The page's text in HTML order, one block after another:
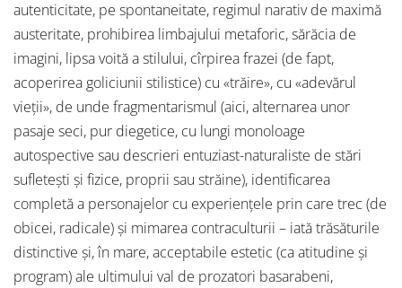
autenticitate, pe spontaneitate, regimul narativ de maximă
austeritate, prohibirea limbajului metaforic, sărăcia de
imagini, lipsa voită a stilului, cîrpirea frazei (de fapt,
acoperirea goliciunii stilistice) cu «trăire», cu «adevărul
vieţii», de unde fragmentarismul (aici, alternarea unor
pasaje seci, pur diegetice, cu lungi monoloage
autospective sau descrieri entuziast-naturaliste de stări
sufleteşti şi fizice, proprii sau străine), identificarea
completă a personajelor cu experienţele prin care trec (de
obicei, radicale) şi mimarea contraculturii – iată trăsăturile
distinctive şi, în mare, acceptabile estetic (ca atitudine şi
program) ale ultimului val de prozatori basarabeni,